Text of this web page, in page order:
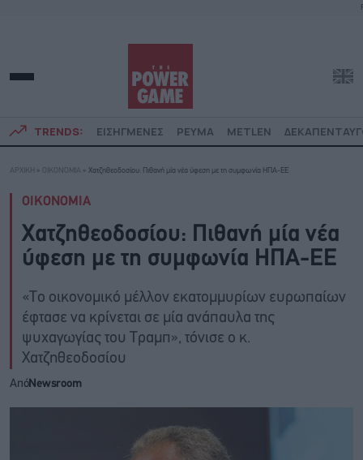
TRENDS: ΕΙΣΗΓΜΕΝΕΣ ΡΕΥΜΑ METLEN
ΑΡΧΙΚΗ » ΟΙΚΟΝΟΜΙΑ » Χατζηθεοδοσίου: Πιθανή μία νέα ύφεση με τη συμφωνία ΗΠΑ-ΕΕ
ΟΙΚΟΝΟΜΙΑ
Χατζηθεοδοσίου: Πιθανή μία νέα
ύφεση με τη συμφωνία ΗΠΑ-ΕΕ
«Το οικονομικό μέλλον εκατομμυρίων ευρωπαίων
έφτασε να κρίνεται σε μία ανάπαυλα της
ψυχαγωγίας του Τραμπ», τόνισε ο κ.
Χατζηθεοδοσίου
ΑπόNewsroom